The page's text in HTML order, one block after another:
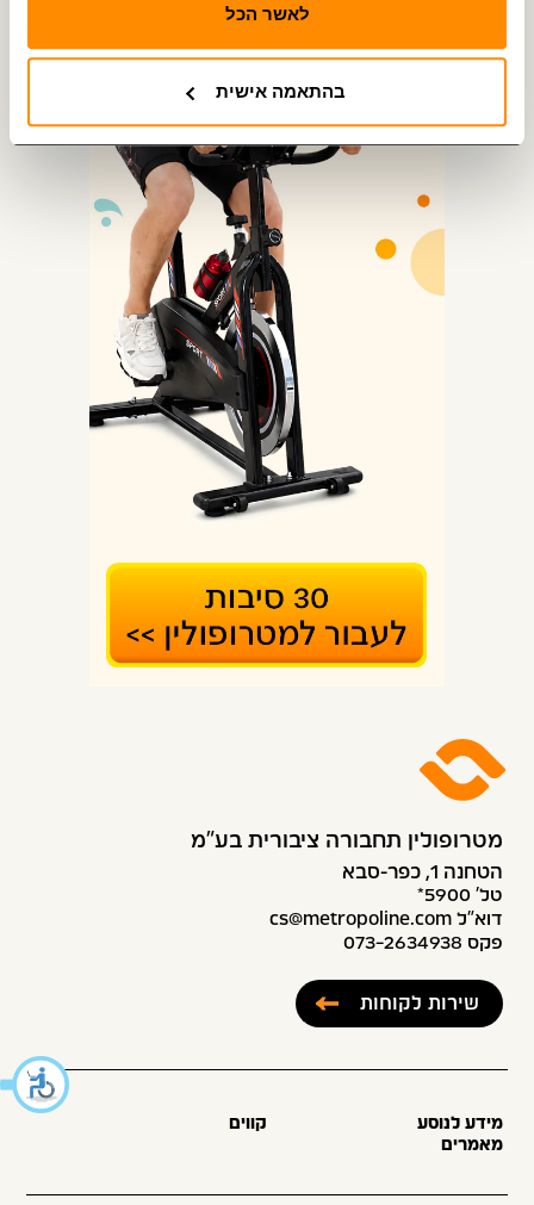
לאשר הכל
בהתאמה אישית
מטרופולין תחבורה ציבורית בע״מ
הטחנה 1, כפר-סבא
טל׳ 5900*
דוא”ל cs@metropoline.com
פקס 073-2634938
שירות לקוחות
מידע לנוסע
קווים
מאמרים